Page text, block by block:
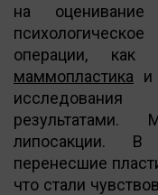
на
операции, как
маммопластика и
липосакции.
перенесшие
что стали